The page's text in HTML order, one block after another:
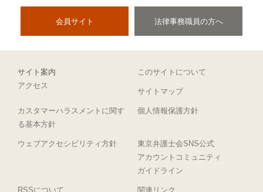
会員サイト 法律事務職員の方へ
サイト案内
このサイトについて
アクセス
サイトマップ
カスタマーハラスメントに関す
る基本方針
個人情報保護方針
ウェブアクセシビリティ方針
東京弁護士会SNS公式
アカウントコミュニティ
ガイドライン
RSSについて 関連リンク